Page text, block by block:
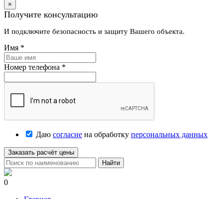
×
Получите консультацию
И подключите безопасность и защиту Вашего объекта.
Имя *
Номер телефона *
Даю согласие на обработку персональных данных
Заказать расчёт цены
Найти
0